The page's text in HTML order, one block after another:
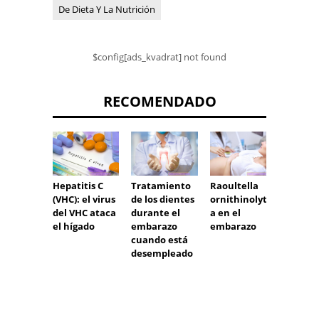
De Dieta Y La Nutrición
$config[ads_kvadrat] not found
RECOMENDADO
Hepatitis C
(VHC): el virus
del VHC ataca
el hígado
Tratamiento
de los dientes
durante el
embarazo
cuando está
desempleado
Raoultella
ornithinolytic
a en el
embarazo